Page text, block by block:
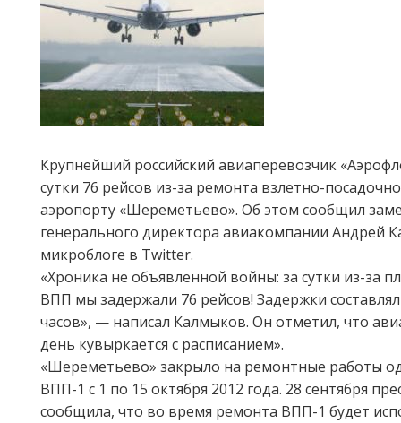
Крупнейший российский авиаперевозчик
сутки 76 рейсов из-за ремонта взлетно-
аэропорту «Шереметьево». Об этом сообщил
генерального директора авиакомпании Андрей
микроблоге в Twitter.
«Хроника не объявленной войны: за сутки из-за
ВПП мы задержали 76 рейсов! Задержки
часов», — написал Калмыков. Он отметил, что
день кувыркается с расписанием».
«Шереметьево» закрыло на ремонтные работы
ВПП-1 с 1 по 15 октября 2012 года. 28 сентября
сообщила, что во время ремонта ВПП-1 будет